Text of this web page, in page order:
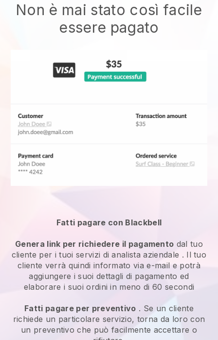
Non è mai stato così facile
essere pagato
Fatti pagare con Blackbell
Genera link per richiedere il pagamento dal tuo
cliente per i tuoi servizi di analista aziendale . Il tuo
cliente verrà quindi informato via e-mail e potrà
aggiungere i suoi dettagli di pagamento ed
elaborare i suoi ordini in meno di 60 secondi
Fatti pagare per preventivo . Se un cliente
richiede un particolare servizio, torna da loro con
un preventivo che può facilmente accettare o